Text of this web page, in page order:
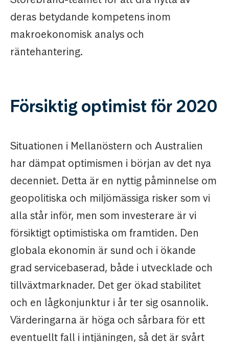
deras betydande kompetens inom
makroekonomisk analys och
räntehantering.
Försiktig optimist för 2020
Situationen i Mellanöstern och Australien
har dämpat optimismen i början av det nya
decenniet. Detta är en nyttig påminnelse om
geopolitiska och miljömässiga risker som vi
alla står inför, men som investerare är vi
försiktigt optimistiska om framtiden. Den
globala ekonomin är sund och i ökande
grad servicebaserad, både i utvecklade och
tillväxtmarknader. Det ger ökad stabilitet
och en lågkonjunktur i år ter sig osannolik.
Värderingarna är höga och sårbara för ett
eventuellt fall i intjäningen, så det är svårt